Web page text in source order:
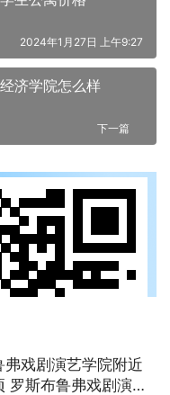
2024年1月27日 上午9:27
济学院怎么样
下一篇
弗戏剧演艺学院附近
罗斯布鲁弗戏剧演艺